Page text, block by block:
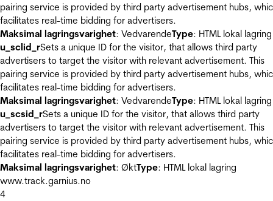
pairing service is provided by third party advertisement hubs,
facilitates real-time bidding for advertisers.
Maksimal lagringsvarighet: VedvarendeType: HTML lokal lagring
u_sclid_rSets a unique ID for the visitor, that allows third party
advertisers to target the visitor with relevant advertisement. This
pairing service is provided by third party advertisement hubs,
facilitates real-time bidding for advertisers.
Maksimal lagringsvarighet: VedvarendeType: HTML lokal lagring
u_scsid_rSets a unique ID for the visitor, that allows third party
advertisers to target the visitor with relevant advertisement. This
pairing service is provided by third party advertisement hubs,
facilitates real-time bidding for advertisers.
Maksimal lagringsvarighet: ØktType: HTML lokal lagring
www.track.garnius.no
4